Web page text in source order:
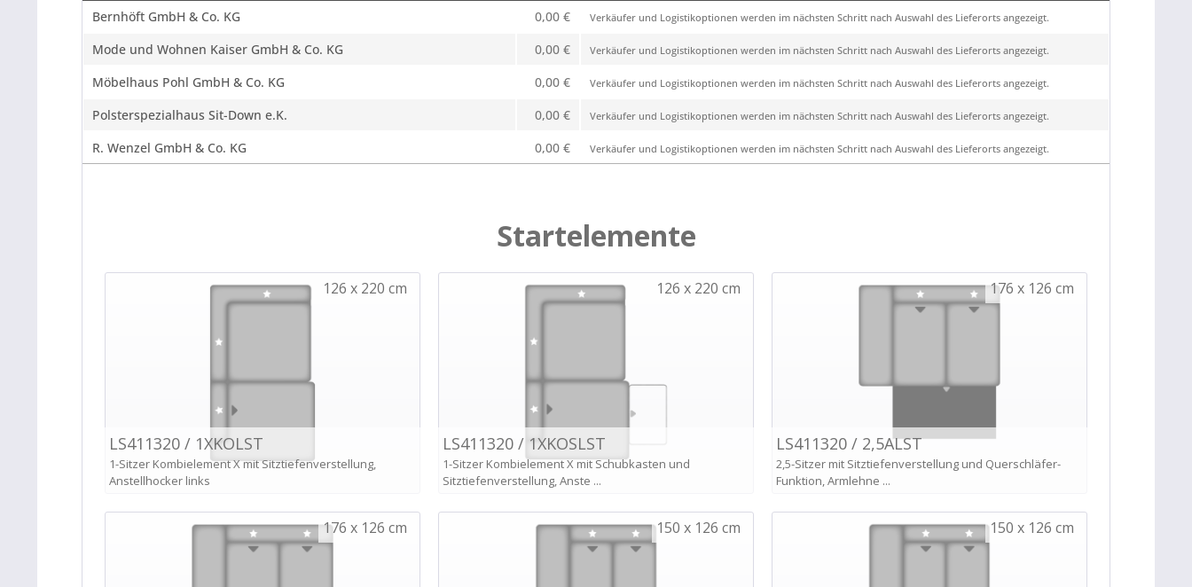
Verkäufer – Klick auf den Namen öffnet die Anbieterkennung
Preis *
Bernhöft GmbH & Co. KG 0,00 € Verkäufer und Logistikoptionen werden im nächsten Schritt nach Auswahl des Lieferorts angezeigt.
Mode und Wohnen Kaiser GmbH & Co. KG 0,00 € Verkäufer und Logistikoptionen werden im nächsten Schritt nach Auswahl des Lieferorts angezeigt.
Möbelhaus Pohl GmbH & Co. KG 0,00 € Verkäufer und Logistikoptionen werden im nächsten Schritt nach Auswahl des Lieferorts angezeigt.
Polsterspezialhaus Sit-Down e.K. 0,00 € Verkäufer und Logistikoptionen werden im nächsten Schritt nach Auswahl des Lieferorts angezeigt.
R. Wenzel GmbH & Co. KG 0,00 € Verkäufer und Logistikoptionen werden im nächsten Schritt nach Auswahl des Lieferorts angezeigt.